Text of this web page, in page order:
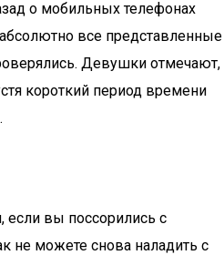
о мобильных телефонах
все представленные
Девушки отмечают,
короткий период времени
если вы поссорились с
не можете снова наладить с